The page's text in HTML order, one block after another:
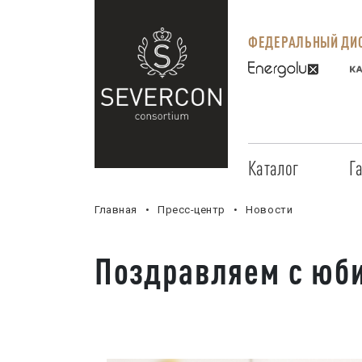
ФЕДЕРАЛЬНЫЙ
Каталог
Главная Пресс-центр Новости
Поздравляем с